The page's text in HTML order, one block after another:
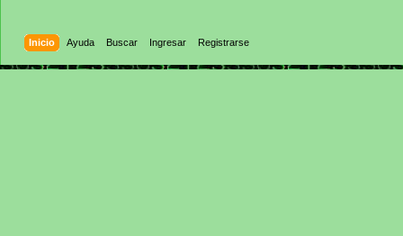
Inicio Ayuda Buscar Ingresar Registrarse